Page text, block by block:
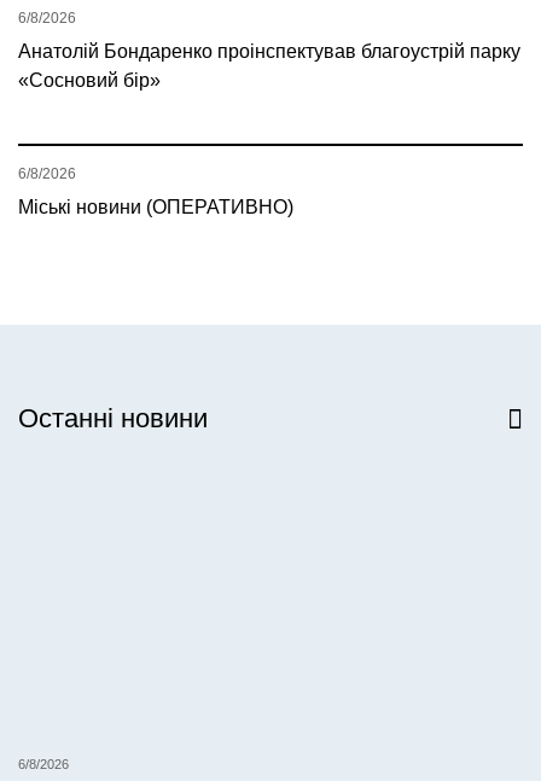
Анатолій Бондаренко проінспектував благоустрій парку
«Сосновий бір»
6/8/2026
Міські новини (ОПЕРАТИВНО)
6/8/2026
Останні новини
6/8/2026